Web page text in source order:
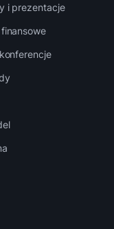
i prezentacje